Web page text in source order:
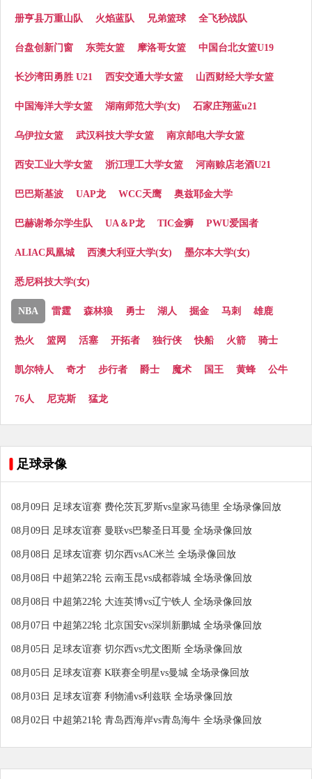
册亨县万重山队 火焰蓝队 兄弟篮球 全飞秒战队
台盘创新门窗 东莞女篮 摩洛哥女篮 中国台北女篮U19
长沙湾田勇胜 U21 西安交通大学女篮 山西财经大学女篮
中国海洋大学女篮 湖南师范大学(女) 石家庄翔蓝u21
乌伊拉女篮 武汉科技大学女篮 南京邮电大学女篮
西安工业大学女篮 浙江理工大学女篮 河南赊店老酒U21
巴巴斯基波 UAP龙 WCC天鹰 奥兹耶金大学
巴赫谢希尔学生队 UA＆P龙 TIC金狮 PWU爱国者
ALIAC凤凰城 西澳大利亚大学(女) 墨尔本大学(女)
悉尼科技大学(女)
NBA 雷霆 森林狼 勇士 湖人 掘金 马刺 雄鹿
热火 篮网 活塞 开拓者 独行侠 快船 火箭 骑士
凯尔特人 奇才 步行者 爵士 魔术 国王 黄蜂 公牛
76人 尼克斯 猛龙
足球录像
08月09日 足球友谊赛 费伦茨瓦罗斯vs皇家马德里 全场录像回放
08月09日 足球友谊赛 曼联vs巴黎圣日耳曼 全场录像回放
08月08日 足球友谊赛 切尔西vsAC米兰 全场录像回放
08月08日 中超第22轮 云南玉昆vs成都蓉城 全场录像回放
08月08日 中超第22轮 大连英博vs辽宁铁人 全场录像回放
08月07日 中超第22轮 北京国安vs深圳新鹏城 全场录像回放
08月05日 足球友谊赛 切尔西vs尤文图斯 全场录像回放
08月05日 足球友谊赛 K联赛全明星vs曼城 全场录像回放
08月03日 足球友谊赛 利物浦vs利兹联 全场录像回放
08月02日 中超第21轮 青岛西海岸vs青岛海牛 全场录像回放